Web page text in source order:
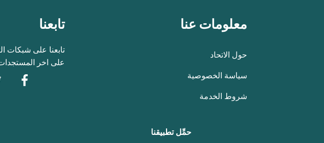
معلومات عنا
حول الاتحاد
سياسة الخصوصية
شروط الخدمة
تابعنا
تابعنا على شبكات
على اخر
حمِّل تطبيقنا